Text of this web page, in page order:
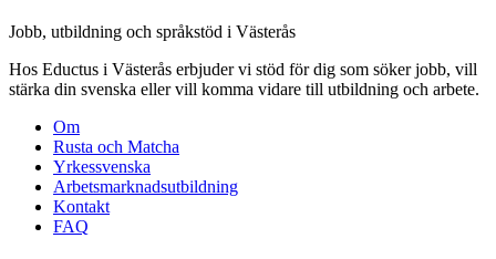
Jobb, utbildning och språkstöd i Västerås
Hos Eductus i Västerås erbjuder vi stöd för dig som söker jobb, vill
stärka din svenska eller vill komma vidare till utbildning och arbete.
Om
Rusta och Matcha
Yrkessvenska
Arbetsmarknadsutbildning
Kontakt
FAQ